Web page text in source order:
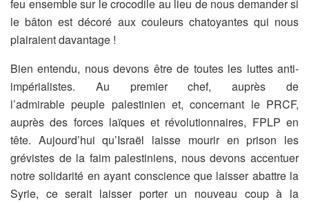
feu ensemble sur le crocodile au lieu de nous demander si
le bâton est décoré aux couleurs chatoyantes qui nous
plairaient davantage !
Bien entendu, nous devons être de toutes les luttes anti-
impérialistes. Au premier chef, auprès de
l’admirable peuple palestinien et, concernant le PRCF,
auprès des forces laïques et révolutionnaires, FPLP en
tête. Aujourd’hui qu’Israël laisse mourir en prison les
grévistes de la faim palestiniens, nous devons accentuer
notre solidarité en ayant conscience que laisser abattre la
Syrie, ce serait laisser porter un nouveau coup à la